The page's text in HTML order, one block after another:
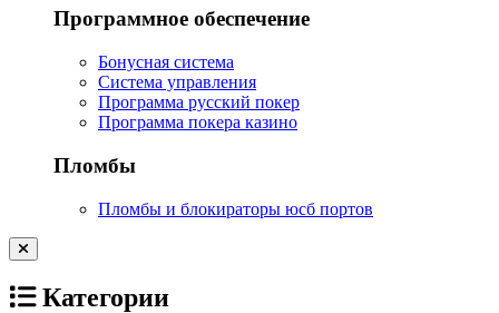
Программное обеспечение
Бонусная система
Система управления
Программа русский покер
Программа покера казино
Пломбы
Пломбы и блокираторы юсб портов
Категории